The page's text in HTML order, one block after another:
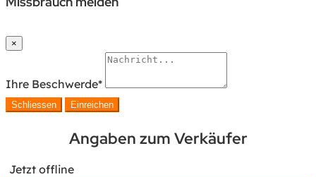
×
Ihre Beschwerde*
Schliessen Einreichen
Angaben zum Verkäufer
Jetzt offline